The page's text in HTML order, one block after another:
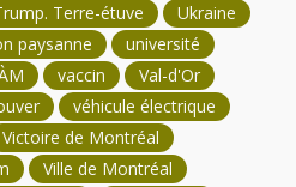
Terre-étuve
Ukraine
paysanne
université
vaccin
Val-d'Or
véhicule électrique
Victoire de Montréal
Ville de Montréal